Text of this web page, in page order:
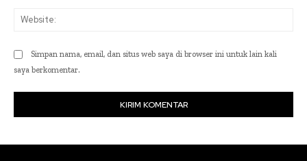
Simpan nama, email, dan situs web saya di browser ini untuk lain kali
saya berkomentar.